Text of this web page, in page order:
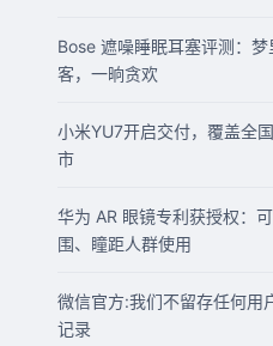
Bose 遮噪睡眠耳塞评测：
客，一晌贪欢
小米YU7开启交付，覆盖全
市
华为 AR 眼镜专利获授权：
围、瞳距人群使用
微信官方:我们不留存任何用
记录